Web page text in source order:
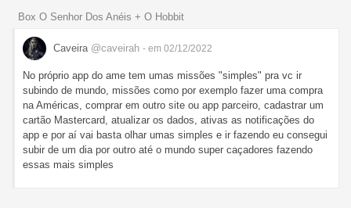
Box O Senhor Dos Anéis + O Hobbit
Caveira @caveirah - em 02/12/2022
No próprio app do ame tem umas missões "simples" pra vc ir
subindo de mundo, missões como por exemplo fazer uma compra
na Américas, comprar em outro site ou app parceiro, cadastrar um
cartão Mastercard, atualizar os dados, ativas as notificações do
app e por aí vai basta olhar umas simples e ir fazendo eu consegui
subir de um dia por outro até o mundo super caçadores fazendo
essas mais simples